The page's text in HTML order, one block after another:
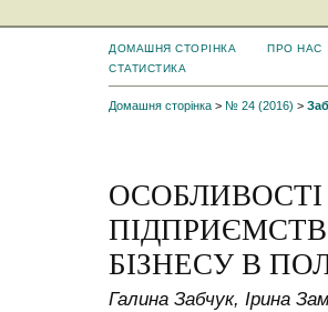
ДОМАШНЯ СТОРІНКА ПРО НАС
СТАТИСТИКА
Домашня сторінка > № 24 (2016) >
БІЗНЕСУ В
Галина Забчук, Ірина